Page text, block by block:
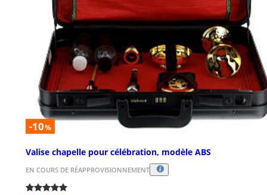
-10%
Valise chapelle pour célébration, modèle ABS
EN COURS DE RÉAPPROVISIONNEMENT